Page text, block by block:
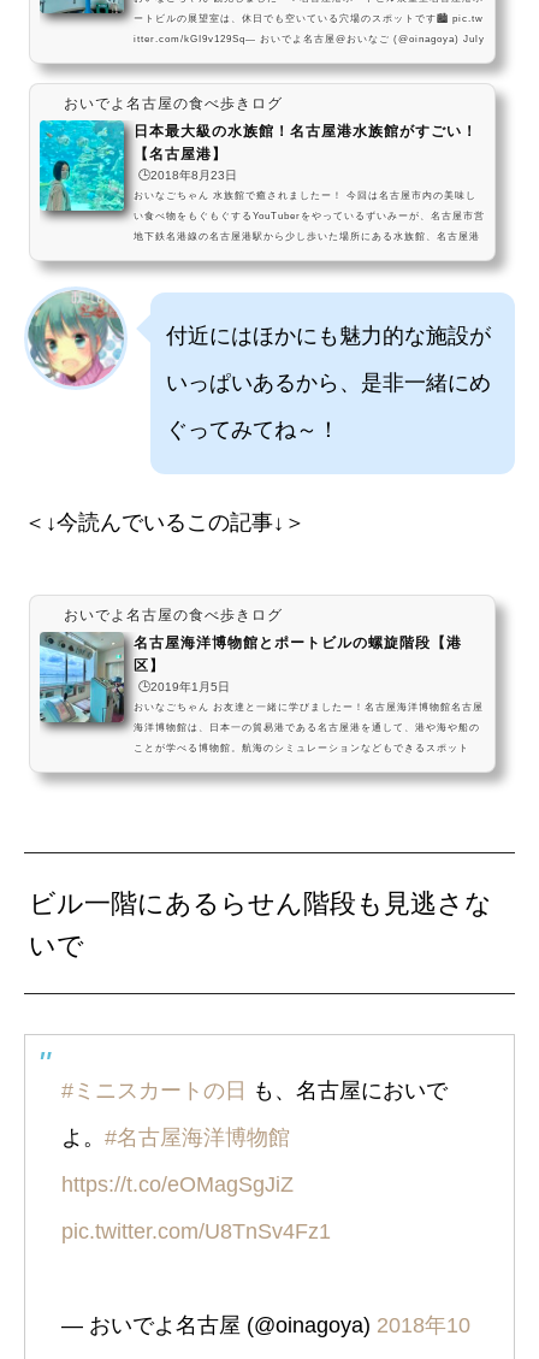
ートビルの展望室は、休日でも空いている穴場のスポットです🏙 pic.tw
itter.com/kGI9v129Sq— おいでよ名古屋@おいなご (@oinagoya) July
ら、名古屋の街を見渡そう。都会なんかじゃない事が、よくわかるよ。
pic.twitter.com/lG3TeUhx4z— おいでよ名古屋 (@oinagoya) 2016年1
2月13日 夏休み期間中は...
おいでよ名古屋の食べ歩きログ
日本最大級の水族館！名古屋港水族館がすごい！
【名古屋港】
🕒️2018年8月23日
おいなごちゃん 水族館で癒されましたー！ 今回は名古屋市内の美味し
い食べ物をもぐもぐするYouTuberをやっているずいみーが、名古屋市営
地下鉄名港線の名古屋港駅から少し歩いた場所にある水族館、名古屋港
水族館は、日本国内最大級の水族館です！ 名古屋港水族館って子供の頃
から名古屋に住んでいる名古屋市民なら、一度は来たことがある水族館
だと思うので、名古屋市民にとっては水族館っ...
付近にはほかにも魅力的な施設が
いっぱいあるから、是非一緒にめ
ぐってみてね～！
＜↓今読んでいるこの記事↓＞
おいでよ名古屋の食べ歩きログ
名古屋海洋博物館とポートビルの螺旋階段【港
区】
🕒️2019年1月5日
おいなごちゃん お友達と一緒に学びましたー！名古屋海洋博物館名古屋
海洋博物館は、日本一の貿易港である名古屋港を通して、港や海や船の
ことが学べる博物館。航海のシミュレーションなどもできるスポット
7— おいでよ名古屋@おいなご (@oinagoya) September 3, 2023 今回
ビル一階にあるらせん階段も見逃さな
いで
#ミニスカートの日 も、名古屋においで
よ。 #名古屋海洋博物館
https://t.co/eOMagSgJiZ
pic.twitter.com/U8TnSv4Fz1
— おいでよ名古屋 (@oinagoya) 2018年10